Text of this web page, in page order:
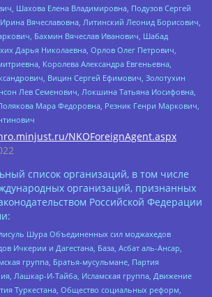
Шахова Елена Владимировна, Подузов Сергей
Вячеславовна, Литинский Леонид Борисович,
Бахмин Вячеслав Иванович, Шабад
Дарья Николаевна, Орлов Олег Петрович,
Королева Александра Евгеньевна,
Вицин Сергей Ефимович, Золотухин
Лев Семенович, Локшина Татьяна Иосифовна,
Мара Федоровна, Резник Генри Маркович,
NKOForeignAgent.aspx
список организаций, в том числе
организаций, признанных
Российской Федерации
Шура Объединенных сил моджахедов
Ичкерии и Дагестана, База, Асбат аль-Ансар,
группа, Братья-мусульмане, Партия
Лашкар-И-Тайба, Исламская группа, Движение
Туркестана, Общество социальных реформ,